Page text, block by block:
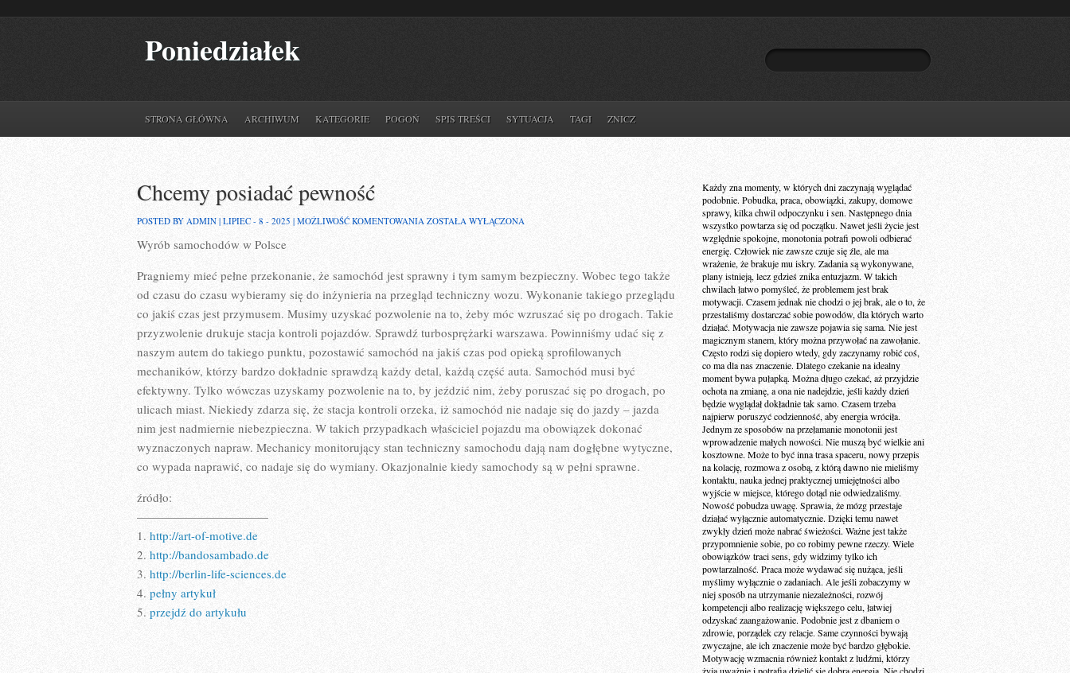
Poniedziałek
STRONA GŁÓWNA ARCHIWUM KATEGORIE POGOŃ SPIS TREŚCI SYTUACJA TAGI ZNICZ
Chcemy posiadać pewność
POSTED BY ADMIN | LIPIEC - 8 - 2025 | MOŻLIWOŚĆ KOMENTOWANIA CHCEMY
ZOSTAŁA WYŁĄCZONA
Wyrób samochodów w Polsce
Pragniemy mieć pełne przekonanie, że samochód jest sprawny i tym samym bezpieczny. Wobec tego także
od czasu do czasu wybieramy się do inżynieria na przegląd techniczny wozu. Wykonanie takiego przeglądu
co jakiś czas jest przymusem. Musimy uzyskać pozwolenie na to, żeby móc wzruszać się po drogach. Takie
przyzwolenie drukuje stacja kontroli pojazdów. Sprawdź turbosprężarki warszawa. Powinniśmy udać się z
naszym autem do takiego punktu, pozostawić samochód na jakiś czas pod opieką sprofilowanych
mechaników, którzy bardzo dokładnie sprawdzą każdy detal, każdą część auta. Samochód musi być
efektywny. Tylko wówczas uzyskamy pozwolenie na to, by jeździć nim, żeby poruszać się po drogach, po
ulicach miast. Niekiedy zdarza się, że stacja kontroli orzeka, iż samochód nie nadaje się do jazdy – jazda
nim jest nadmiernie niebezpieczna. W takich przypadkach właściciel pojazdu ma obowiązek dokonać
wyznaczonych napraw. Mechanicy monitorujący stan techniczny samochodu dają nam dogłębne wytyczne,
co wypada naprawić, co nadaje się do wymiany. Okazjonalnie kiedy samochody są w pełni sprawne.
źródło:
———————————
1. http://art-of-motive.de
2. http://bandosambado.de
3. http://berlin-life-sciences.de
4. pełny artykuł
5. przejdź do artykułu
Każdy zna momenty, w których dni zaczynają wyglądać
podobnie. Pobudka, praca, obowiązki, zakupy, domowe
sprawy, kilka chwil odpoczynku i sen. Następnego dnia
wszystko powtarza się od początku. Nawet jeśli życie jest
względnie spokojne, monotonia potrafi powoli odbierać
energię. Człowiek nie zawsze czuje się źle, ale ma
wrażenie, że brakuje mu iskry. Zadania są wykonywane,
plany istnieją, lecz gdzieś znika entuzjazm. W takich
chwilach łatwo pomyśleć, że problemem jest brak
motywacji. Czasem jednak nie chodzi o jej brak, ale o to, że
przestaliśmy dostarczać sobie powodów, dla których warto
działać. Motywacja nie zawsze pojawia się sama. Nie jest
magicznym stanem, który można przywołać na zawołanie.
Często rodzi się dopiero wtedy, gdy zaczynamy robić coś,
co ma dla nas znaczenie. Dlatego czekanie na idealny
moment bywa pułapką. Można długo czekać, aż przyjdzie
ochota na zmianę, a ona nie nadejdzie, jeśli każdy dzień
będzie wyglądał dokładnie tak samo. Czasem trzeba
najpierw poruszyć codzienność, aby energia wróciła.
Jednym ze sposobów na przełamanie monotonii jest
wprowadzenie małych nowości. Nie muszą być wielkie ani
kosztowne. Może to być inna trasa spaceru, nowy przepis
na kolację, rozmowa z osobą, z którą dawno nie mieliśmy
kontaktu, nauka jednej praktycznej umiejętności albo
wyjście w miejsce, którego dotąd nie odwiedzaliśmy.
Nowość pobudza uwagę. Sprawia, że mózg przestaje
działać wyłącznie automatycznie. Dzięki temu nawet
zwykły dzień może nabrać świeżości. Ważne jest także
przypomnienie sobie, po co robimy pewne rzeczy. Wiele
obowiązków traci sens, gdy widzimy tylko ich
powtarzalność. Praca może wydawać się nużąca, jeśli
myślimy wyłącznie o zadaniach. Ale jeśli zobaczymy w
niej sposób na utrzymanie niezależności, rozwój
kompetencji albo realizację większego celu, łatwiej
odzyskać zaangażowanie. Podobnie jest z dbaniem o
zdrowie, porządek czy relacje. Same czynności bywają
zwyczajne, ale ich znaczenie może być bardzo głębokie.
Motywację wzmacnia również kontakt z ludźmi, którzy